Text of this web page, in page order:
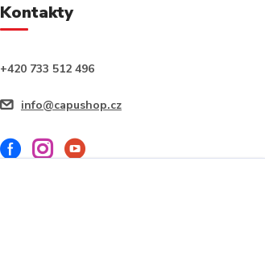
Kontakty
+420 733 512 496
info@capushop.cz